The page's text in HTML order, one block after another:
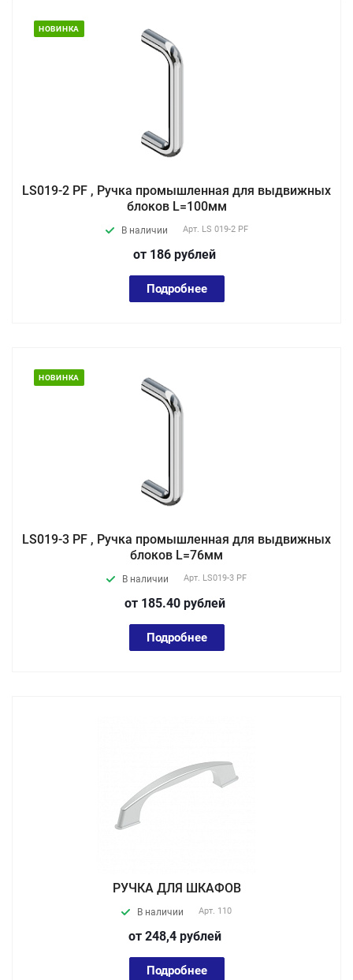
НОВИНКА
LS019-2 PF , Ручка промышленная для выдвижных
блоков L=100мм
В наличии Арт. LS 019-2 PF
от 186 рублей
Подробнее
НОВИНКА
LS019-3 PF , Ручка промышленная для выдвижных
блоков L=76мм
В наличии Арт. LS019-3 PF
от 185.40 рублей
Подробнее
РУЧКА ДЛЯ ШКАФОВ
В наличии Арт. 110
от 248,4 рублей
Подробнее